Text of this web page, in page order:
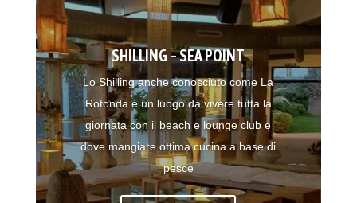
SHILLING – SEA POINT
Lo Shilling anche conosciuto come La
Rotonda è un luogo da vivere tutta la
giornata con il beach e lounge club e
dove mangiare ottima cucina a base di
pesce